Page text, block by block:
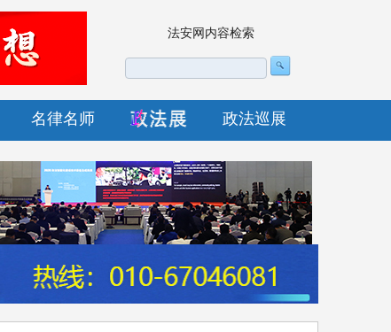
法安网内容检索
名律名师 政法巡展